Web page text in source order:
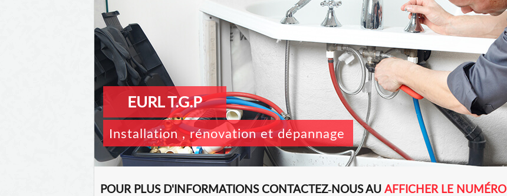
EURL T.G.P
Installation , rénovation et dépannage
POUR PLUS D'INFORMATIONS CONTACTEZ-NOUS AU AFFICHER LE NUMÉRO